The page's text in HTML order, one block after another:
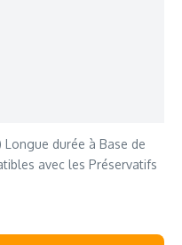
Longue durée à Base de
avec les Préservatifs